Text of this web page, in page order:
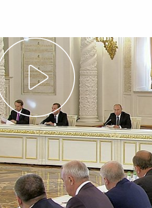
В Астрахани состоится IV Каспийский
21 сентября 2014 года, воскресенье
Поздравление Президенту
с Днём независимости
21 сентября 2014 года, 13:00
Телефонный разговор с Премьер-
21 сентября 2014 года, 12:30